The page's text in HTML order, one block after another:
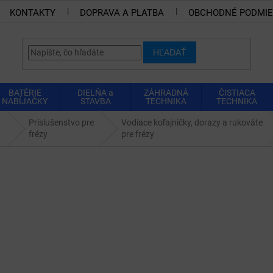
KONTAKTY DOPRAVA A PLATBA OBCHODNÉ
HĽADAŤ
BATÉRIE
NABÍJAČKY
DIELŇA a
STAVBA
ZÁHRADNÁ
TECHNIKA
ČISTIACA
TECHNIKA
Príslušenstvo pre
frézy
Vodiace koľajničky, dorazy a rukoväte
pre frézy